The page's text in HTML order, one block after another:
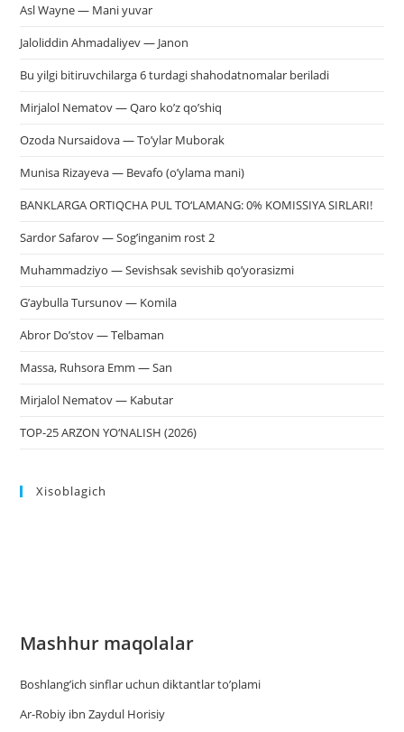
Asl Wayne — Mani yuvar
Jaloliddin Ahmadaliyev — Janon
Bu yilgi bitiruvchilarga 6 turdagi shahodatnomalar beriladi
Mirjalol Nematov — Qaro ko’z qo’shiq
Ozoda Nursaidova — To’ylar Muborak
Munisa Rizayeva — Bevafo (o’ylama mani)
BANKLARGA ORTIQCHA PUL TO‘LAMANG: 0% KOMISSIYA SIRLARI!
Sardor Safarov — Sog’inganim rost 2
Muhammadziyo — Sevishsak sevishib qo’yorasizmi
G’aybulla Tursunov — Komila
Abror Do’stov — Telbaman
Massa, Ruhsora Emm — San
Mirjalol Nematov — Kabutar
TOP-25 ARZON YO‘NALISH (2026)
Xisoblagich
Mashhur maqolalar
Boshlang’ich sinflar uchun diktantlar to’plami
Ar-Robiy ibn Zaydul Horisiy